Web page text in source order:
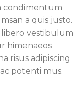
condimentum
a quis justo.
libero vestibulum
himenaeos
risus adipiscing
potenti mus.